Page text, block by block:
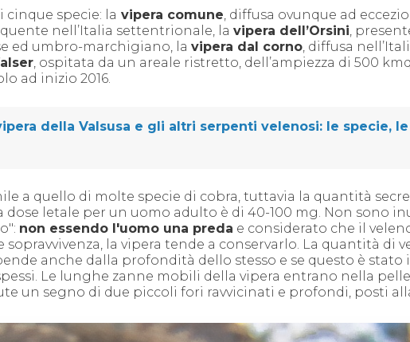
cinque specie: la vipera comune, diffusa ovunque ad
nell’Italia settentrionale, la vipera dell’Orsini,
ed umbro-marchigiano, la vipera dal corno, diffusa
, ospitata da un areale ristretto, dell’ampiezza di 500
ad inizio 2016.
della Valsusa e gli altri serpenti velenosi: le specie, le
a quello di molte specie di cobra, tuttavia la quantità
dose letale per un uomo adulto è di 40-100 mg. Non sono
non essendo l'uomo una preda e considerato che il
la vipera tende a conservarlo. La quantità di
anche dalla profondità dello stesso e se questo è stato
Le lunghe zanne mobili della vipera entrano nella
un segno di due piccoli fori ravvicinati e profondi, posti